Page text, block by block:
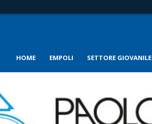
HOME EMPOLI SETTORE GIOVANILE